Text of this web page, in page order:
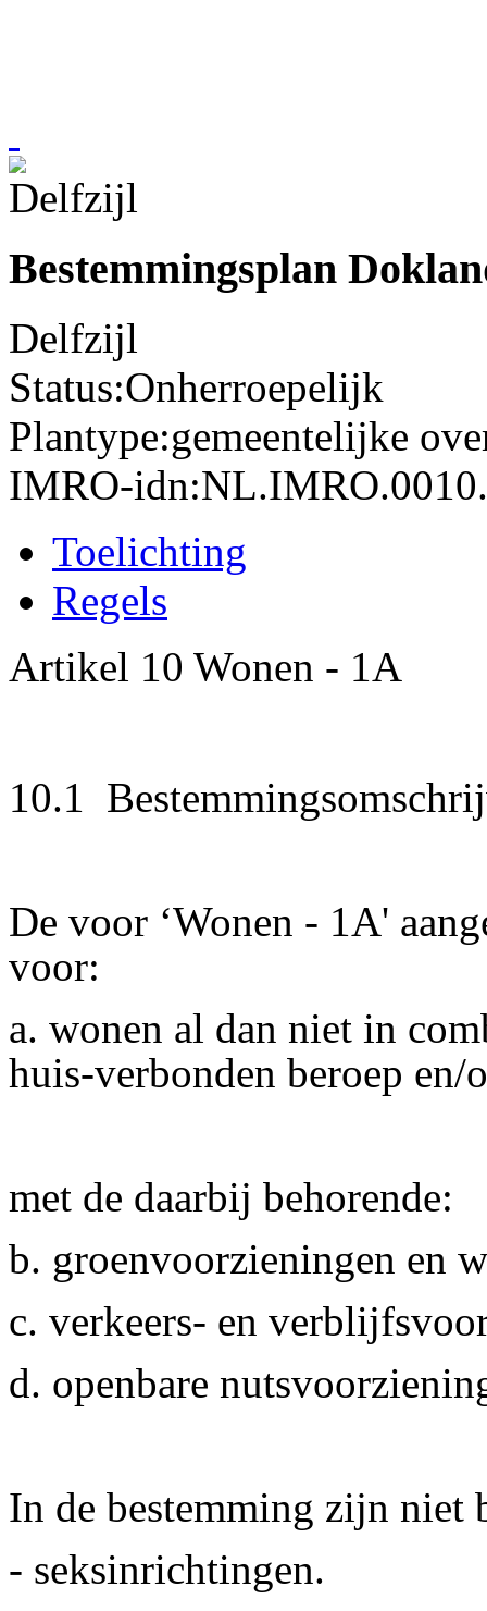
Bestemmingsplan
Delfzijl
Status:Onherroepelijk
Plantype:gemeentelijke
IMRO-idn:
Toelichting
Regels
Artikel 10 Wonen - 1A
10.1
De voor ‘Wonen - 1A'
voor:
a. wonen al dan niet in
huis-verbonden beroep
met de daarbij behorende:
b. groenvoorzieningen en
c. verkeers- en
d. openbare
In de bestemming zijn niet
- seksinrichtingen.